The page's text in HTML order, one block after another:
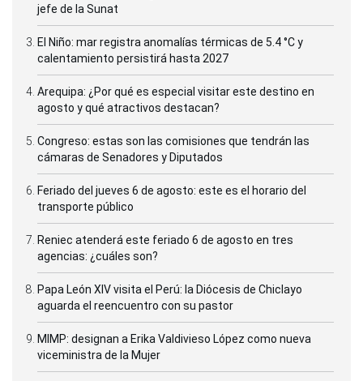
jefe de la Sunat
El Niño: mar registra anomalías térmicas de 5.4 °C y
calentamiento persistirá hasta 2027
Arequipa: ¿Por qué es especial visitar este destino en
agosto y qué atractivos destacan?
Congreso: estas son las comisiones que tendrán las
cámaras de Senadores y Diputados
Feriado del jueves 6 de agosto: este es el horario del
transporte público
Reniec atenderá este feriado 6 de agosto en tres
agencias: ¿cuáles son?
Papa León XIV visita el Perú: la Diócesis de Chiclayo
aguarda el reencuentro con su pastor
MIMP: designan a Erika Valdivieso López como nueva
viceministra de la Mujer